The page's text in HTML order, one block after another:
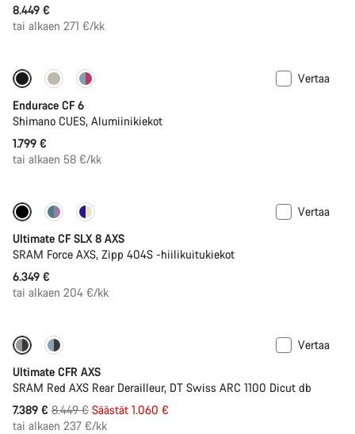
8.449 €
tai alkaen 271 €/kk
Uusi
Vertaa
Endurace CF 6
Shimano CUES, Alumiinikiekot
1.799 €
tai alkaen 58 €/kk
Jälleen varastossa
Vertaa
Ultimate CF SLX 8 AXS
SRAM Force AXS, Zipp 404S -hiilikuitukiekot
6.349 €
tai alkaen 204 €/kk
-13%
Vertaa
Ultimate CFR AXS
SRAM Red AXS Rear Derailleur, DT Swiss ARC 1100 Dicut db
7.389 € Alkuperäinen
hinta
8.449 € Säästät 1.060 €
tai alkaen 237 €/kk